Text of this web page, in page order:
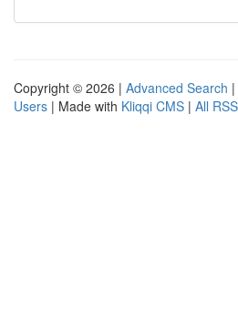
Copyright © 2026 | Advanced Search |
Users | Made with Kliqqi CMS | All